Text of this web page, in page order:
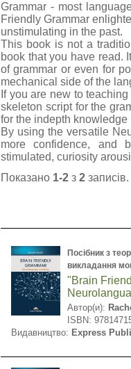
Grammar - most
Friendly Grammar
unstimulating in the past.
This book is not a
book that you have read.
of grammar or even for
mechanical side of the
If you are new to
skeleton script for the
for the indepth knowledge
By using the versatile
more confidence, and
stimulated, curiosity
Показано 1-2 з 2 записів.
Посібник з
викладання
"Brain
Автор(и):
ISBN:
Видавництво: Express